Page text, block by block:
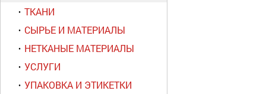
ТКАНИ
СЫРЬЕ И МАТЕРИАЛЫ
НЕТКАНЫЕ МАТЕРИАЛЫ
УСЛУГИ
УПАКОВКА И ЭТИКЕТКИ